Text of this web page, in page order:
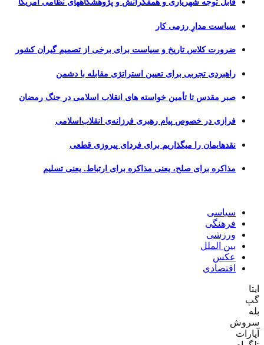
قابل توجه شهریاری و همفکرانش و پژوهشگاههای نظامی آمریکا
سیاست مدارِ رزمی کار
ضرورت کلاس تاریخ و سیاست برای برخی از تصمیم گیران کشور
راهبردی تجربی برای تعیین استراتژی مقابله با دشمن
صبر مقدس تا تأمین خواسته های انقلاب اسلامی در جنگ رمضان
فرازی در خصوص پیام رهبری فرزانه‌ی انقلاب‌اسلامی
نقدهایمان را میگذاریم برای فردای پیروزی قطعی
مذاکره برای صلح، یعنی مذاکره برای ارتباط. یعنی تسلیم
سیاسی
فرهنگی
ورزشی
بین الملل
عکس
اقتصادی
ایتا
گپ
بله
سروش
آپارات